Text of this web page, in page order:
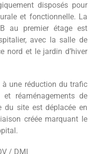
disposés pour
et fonctionnelle. La
au premier étage est
avec la salle de
nord et le jardin d’hiver
à une réduction du trafic
réaménagements de
du site est déplacée en
créée marquant le
/ DMI